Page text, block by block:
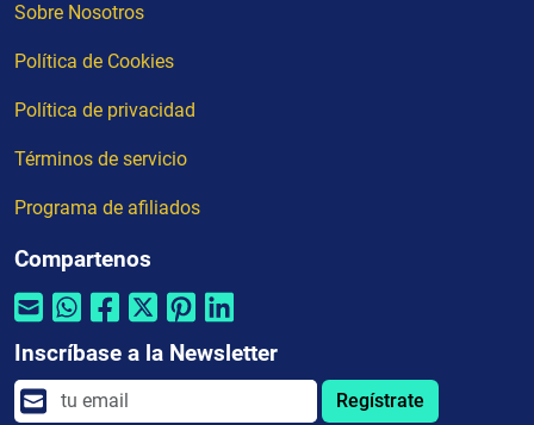
Sobre Nosotros
Política de Cookies
Política de privacidad
Términos de servicio
Programa de afiliados
Compartenos
Inscríbase a la Newsletter
Regístrate